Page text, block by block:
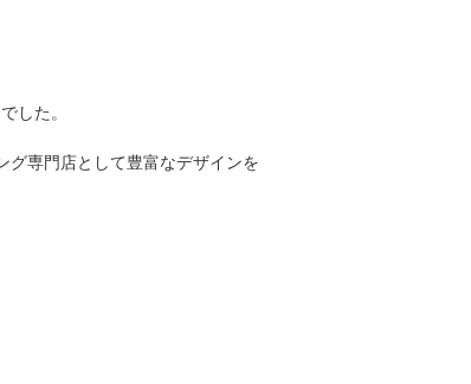
した。
グ専門店として豊富なデザインを